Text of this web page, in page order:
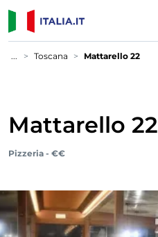
... Toscana Mattarello 22
Mattarello 22
Pizzeria - €€